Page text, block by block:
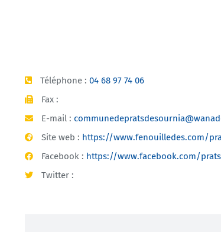
Téléphone :04 68 97 74 06
Fax :
E-mail :
Site web : https://www.fenouilledes.com/
Facebook : https://www.facebook.com/
Twitter :